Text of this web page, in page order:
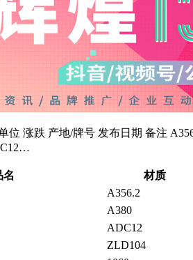
位 涨跌 产地/牌号 发布日期 备注
名 材质
A356.2
A380
ADC12
ZLD104